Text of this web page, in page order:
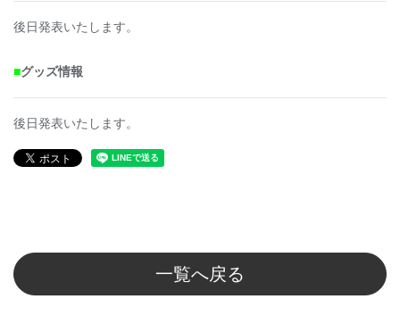
後日発表いたします。
■グッズ情報
後日発表いたします。
一覧へ戻る